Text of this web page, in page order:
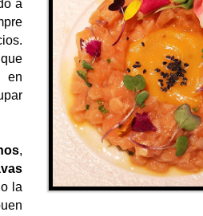
a
en
,
la